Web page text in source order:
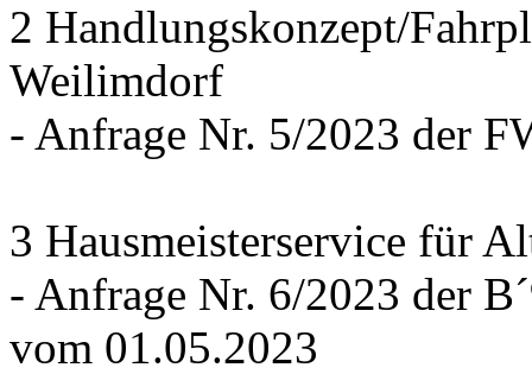
2 Handlungskonzept/
Weilimdorf
- Anfrage Nr. 5/2023 der
3 Hausmeisterservice für
- Anfrage Nr. 6/2023 der
vom 01.05.2023